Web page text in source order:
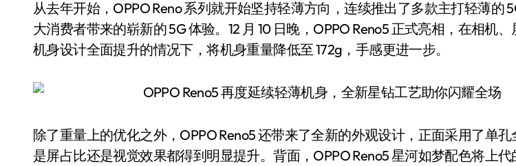
从去年开始，OPPO Reno 系列就开始坚持轻薄方向，连续推出了多款主打轻薄的 5G 手机，为广
大消费者带来的崭新的 5G 体验。12 月 10 日晚，OPPO Reno5 正式亮相，在相机
机身设计全面提升的情况下，将机身重量降低至 172g，手感更进一步。
除了重量上的优化之外，OPPO Reno5 还带来了全新的外观设计，正面采用了单
是屏占比还是视觉效果都得到明显提升。背面，OPPO Reno5 星河如梦配色将上